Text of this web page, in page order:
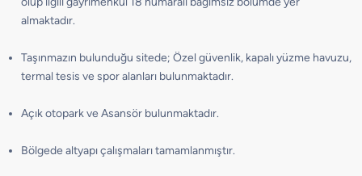
almaktadır.
Taşınmazın bulunduğu sitede; Özel güvenlik, kapalı yüzme havuzu,
termal tesis ve spor alanları bulunmaktadır.
Açık otopark ve Asansör bulunmaktadır.
Bölgede altyapı çalışmaları tamamlanmıştır.